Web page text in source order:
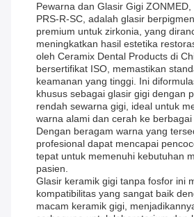
Pewarna dan Glasir Gigi
PRS-R-SC, adalah glasir
premium untuk zirkonia, yang
meningkatkan hasil estetika
oleh Ceramix Dental Products di
bersertifikat ISO, memastikan
keamanan yang tinggi. Ini
khusus sebagai glasir gigi dengan
rendah sewarna gigi, ideal untuk
warna alami dan cerah ke
Dengan beragam warna yang
profesional dapat mencapai
tepat untuk memenuhi kebutuhan
pasien.
Glasir keramik gigi tanpa fosfor ini
kompatibilitas yang sangat baik
macam keramik gigi,